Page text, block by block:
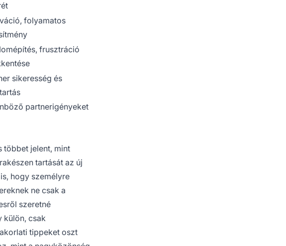
folyamatos
frusztráció
sikeresség és
partnerigényeket
többet jelent, mint
tartását az új
hogy személyre
ne csak a
szeretné
külön, csak
tippeket oszt